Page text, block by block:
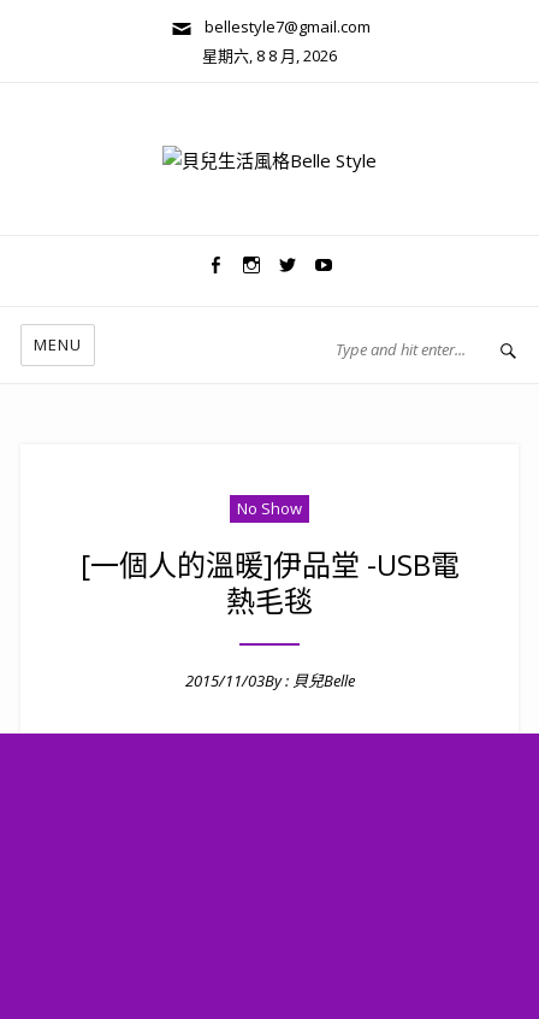
bellestyle7@gmail.com
星期六, 8 8 月, 2026
MENU
No Show
[一個人的溫暖]伊品堂 -USB電
熱毛毯
2015/11/03By : 貝兒Belle